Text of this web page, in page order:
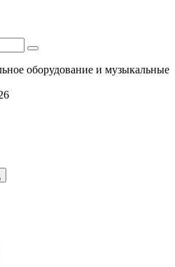
оборудование и музыкальные